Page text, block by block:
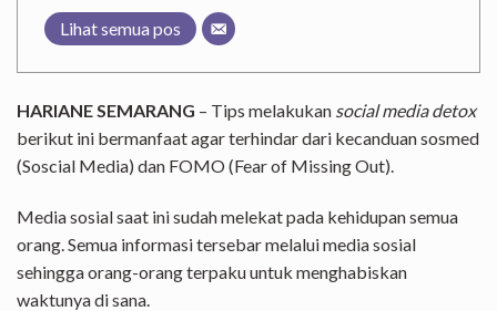
Lihat semua pos
HARIANE SEMARANG – Tips melakukan social media detox
berikut ini bermanfaat agar terhindar dari kecanduan sosmed
(Soscial Media) dan FOMO (Fear of Missing Out).
Media sosial saat ini sudah melekat pada kehidupan semua
orang. Semua informasi tersebar melalui media sosial
sehingga orang-orang terpaku untuk menghabiskan
waktunya di sana.